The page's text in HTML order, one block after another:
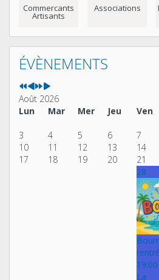
Commercants
Artisants
Associations
ÉVÈNEMENTS
Année
précédente
Mois
précédent
Année
suivante
Mois
suivant
Août 2026
Lun
Mar Mer Jeu Ven
3
4 5 6 7
10
11 12 13 14
17
18 19 20 21
28
19:00
La